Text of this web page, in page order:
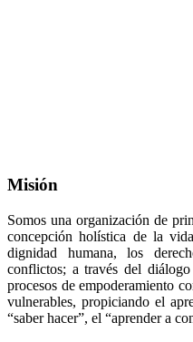
Misión
Somos una organización de
concepción holística de la
dignidad humana, los
conflictos; a través del
procesos de empoderamiento
vulnerables, propiciando el
“saber hacer”, el “aprender a